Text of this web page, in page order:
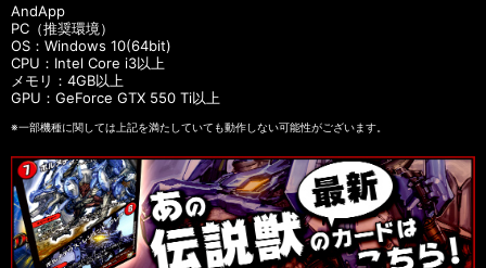
AndApp
PC（推奨環境）
OS：Windows 10(64bit)
CPU：Intel Core i3以上
メモリ：4GB以上
GPU：GeForce GTX 550 Ti以上
※一部機種に関しては上記を満たしていても動作しない可能性がございます。